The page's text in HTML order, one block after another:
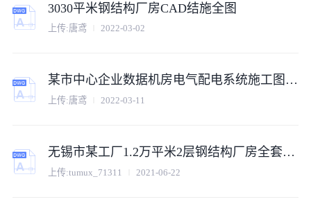
3030平米钢结构厂房CAD结施全图
上传:唐鸢 2022-03-02
某市中心企业数据机房电气配电系统施工图详图
上传:唐鸢 2022-03-11
无锡市某工厂1.2万平米2层钢结构厂房全套建筑设计CAD图纸
上传:tumux_71311 2021-06-22